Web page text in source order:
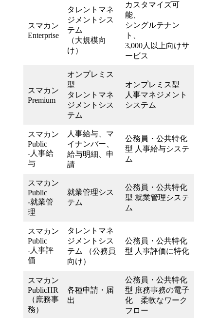
スマカン
Enterprise
タレントマネ
ジメントシス
テム
（大規模向
け）
カスタマイズ可
能、
シングルテナン
ト、
3,000人以上向けサ
ービス
スマカン
Premium
オンプレミス
型
タレントマネ
ジメントシス
テム
オンプレミス型
人事マネジメント
システム
スマカン
Public
-人事給
与
人事給与、マ
イナンバー、
給与明細、申
請
公務員・公共特化
型 人事給与システ
ム
スマカン
Public
-就業管
理
就業管理シス
テム
公務員・公共特化
型 就業管理システ
ム
スマカン
Public
-人事評
価
タレントマネ
ジメントシス
テム （公務員
向け）
公務員・公共特化
型 人事評価に特化
スマカン
PublicHR
（庶務事
務）
各種申請・届
出
公務員・公共特化
型 庶務事務の電子
化 柔軟なワーク
フロー